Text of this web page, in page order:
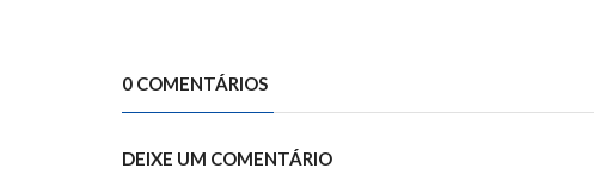
0 COMENTÁRIOS
DEIXE UM COMENTÁRIO